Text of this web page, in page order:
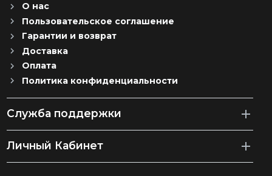
О нас
Пользовательское соглашение
Гарантии и возврат
Доставка
Оплата
Политика конфиденциальности
Служба поддержки
Личный Кабинет